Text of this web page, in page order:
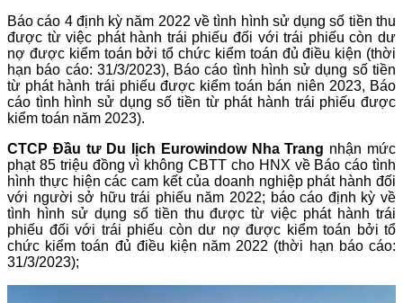
Báo cáo 4 định kỳ năm 2022 về tình hình sử dụng số tiền thu
được từ việc phát hành trái phiếu đối với trái phiếu còn dư
nợ được kiểm toán bởi tổ chức kiểm toán đủ điều kiện (thời
hạn báo cáo: 31/3/2023), Báo cáo tình hình sử dụng số tiền
từ phát hành trái phiếu được kiểm toán bán niên 2023, Báo
cáo tình hình sử dụng số tiền từ phát hành trái phiếu được
kiểm toán năm 2023).
CTCP Đầu tư Du lịch Eurowindow Nha Trang nhận mức
phạt 85 triệu đồng vì không CBTT cho HNX về Báo cáo tình
hình thực hiện các cam kết của doanh nghiệp phát hành đối
với người sở hữu trái phiếu năm 2022; báo cáo định kỳ về
tình hình sử dụng số tiền thu được từ việc phát hành trái
phiếu đối với trái phiếu còn dư nợ được kiểm toán bởi tổ
chức kiểm toán đủ điều kiện năm 2022 (thời hạn báo cáo:
31/3/2023);